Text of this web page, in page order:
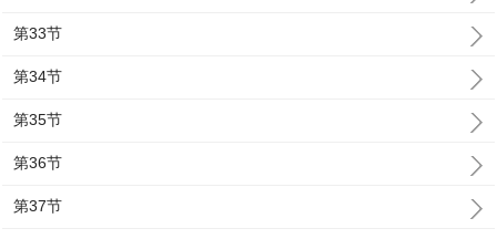
第33节
第34节
第35节
第36节
第37节